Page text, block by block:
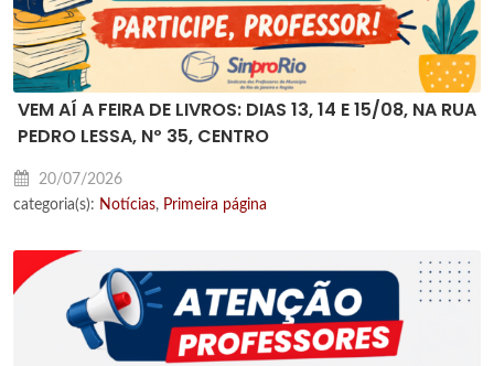
VEM AÍ A FEIRA DE LIVROS: DIAS 13, 14 E 15/08, NA RUA
PEDRO LESSA, Nº 35, CENTRO
20/07/2026
categoria(s): Notícias, Primeira página